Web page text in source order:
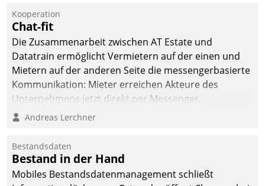
Kooperation
Chat-fit
Die Zusammenarbeit zwischen AT Estate und
Datatrain ermöglicht Vermietern auf der einen und
Mietern auf der anderen Seite die messengerbasierte
Kommunikation: Mieter erreichen Akteure des
Unternehmens jetzt direkt per Messenger,
Mitarbeiter oder Dienstleister empfangen oder
Andreas Lerchner
Bestandsdaten
Bestand in der Hand
Mobiles Bestandsdatenmanagement schließt